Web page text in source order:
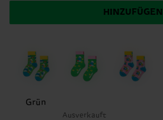
HINZUFÜGEN
Grün
Ausverkauft